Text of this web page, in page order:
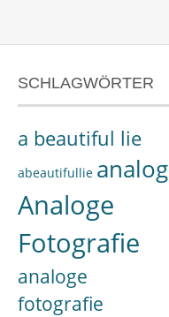
SCHLAGWÖRTER
a beautiful lie
abeautifullie analog
Analoge
Fotografie
analoge
fotografie